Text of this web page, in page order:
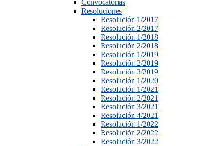
Convocatorias
Resoluciones
Resolución 1/2017
Resolución 2/2017
Resolución 1/2018
Resolución 2/2018
Resolución 1/2019
Resolución 2/2019
Resolución 3/2019
Resolución 1/2020
Resolución 1/2021
Resolución 2/2021
Resolución 3/2021
Resolución 4/2021
Resolución 1/2022
Resolución 2/2022
Resolución 3/2022